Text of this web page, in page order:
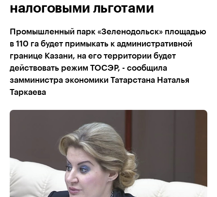
налоговыми льготами
Промышленный парк «Зеленодольск» площадью
в 110 га будет примыкать к административной
границе Казани, на его территории будет
действовать режим ТОСЭР, - сообщила
замминистра экономики Татарстана Наталья
Таркаева